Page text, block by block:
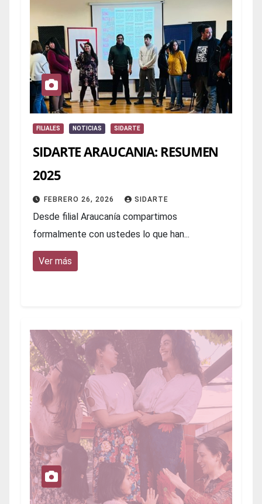
FILIALES NOTICIAS SIDARTE
SIDARTE ARAUCANIA: RESUMEN
2025
FEBRERO 26, 2026 SIDARTE
Desde filial Araucanía compartimos
formalmente con ustedes lo que han...
Ver más